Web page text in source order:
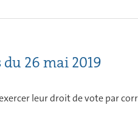
26 mai 2019
leur droit de vote par